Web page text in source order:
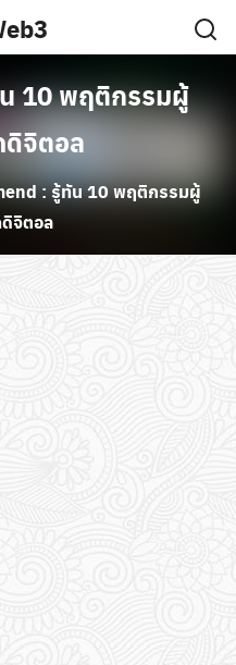
10 พฤติกรรมผู้
จิตอล
: รู้ทัน 10 พฤติกรรมผู้
จิตอล